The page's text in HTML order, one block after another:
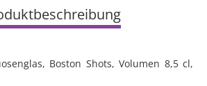
Boston Shots, Volumen 8,5 cl,